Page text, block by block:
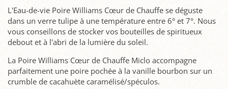
L'Eau-de-vie Poire Williams Cœur de Chauffe se déguste
dans un verre tulipe à une température entre 6° et 7°. Nous
vous conseillons de stocker vos bouteilles de spiritueux
debout et à l­'abri de la lumière du soleil.
La Poire Williams Cœur de Chauffe Miclo accompagne
parfaitement une poire pochée à la vanille bourbon sur un
crumble de cacahuète caramélisé/spéculos.